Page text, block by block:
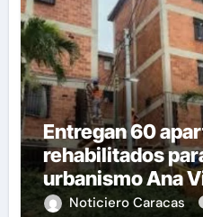
Entregan 60
rehabilitados
urbanismo Ana
Guaira
Noticiero Caracas